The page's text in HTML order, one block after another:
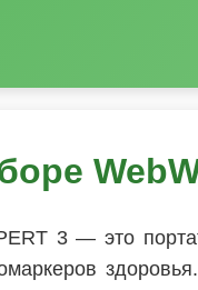
3 — это